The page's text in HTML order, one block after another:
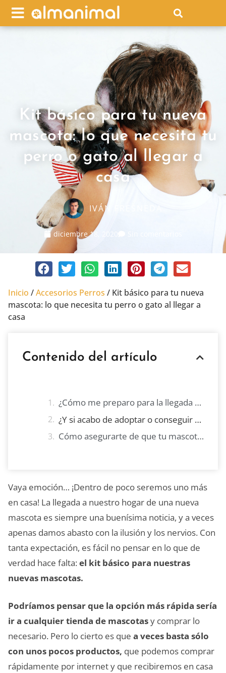
Kit básico para tu nueva
mascota: lo que necesita tu
perro o gato al llegar a
casa
IVÁN FRESNEDA
diciembre 18, 2020
Inicio /Accesorios Perros / Kit básico para tu nueva
mascota: lo que necesita tu perro o gato al llegar a
casa
Contenido del artículo
¿Cómo me preparo para la llegada de un perro a casa?
¿Y si acabo de adoptar o conseguir un gato?
Cómo asegurarte de que tu mascota se adapta a su nueva casa
Vaya emoción… ¡Dentro de poco seremos uno más
en casa! La llegada a nuestro hogar de una nueva
mascota es siempre una buenísima noticia, y a veces
apenas damos abasto con la ilusión y los nervios. Con
tanta expectación, es fácil no pensar en lo que de
verdad hace falta:el kit básico para nuestras
nuevas mascotas.
Podríamos pensar que la opción más rápida sería
ir a cualquier tienda de mascotasy comprar lo
necesario. Pero lo cierto es que a veces basta sólo
con unos pocos productos, que podemos comprar
rápidamente por internet y que recibiremos en casa